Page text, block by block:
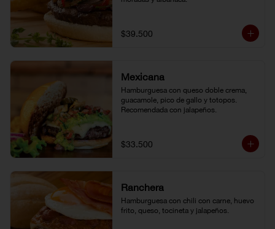
$39.500
Mexicana
Hamburguesa con queso doble crema,
guacamole, pico de gallo y totopos.
Recomendada con jalapeños.
$33.500
Ranchera
Hamburguesa con chili con carne, huevo
frito, queso, tocineta y jalapeños.